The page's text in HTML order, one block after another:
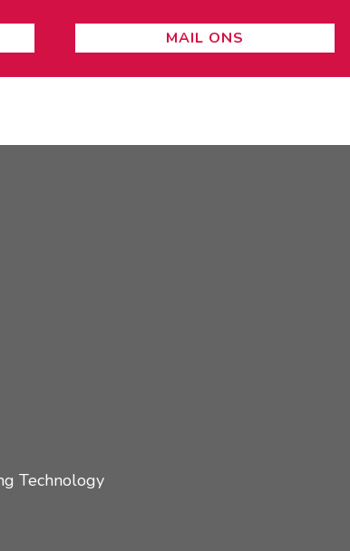
MAIL ONS
Technology